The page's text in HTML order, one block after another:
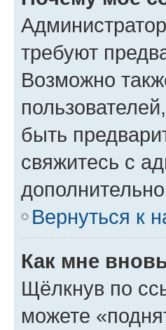
требуют
Возможно
быть
свяжитесь с
Вернуться к
Как мне
Щёлкнув по
можете